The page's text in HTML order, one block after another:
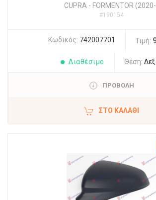
CUPRA - FORMENTOR
#190154
Κωδικός: 742007701 Τιμή:
Διαθέσιμο Θέση:
ΠΡΟΒΟΛΗ
ΣΤΟ ΚΑΛΆΘΙ